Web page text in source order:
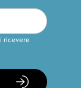
ricevere